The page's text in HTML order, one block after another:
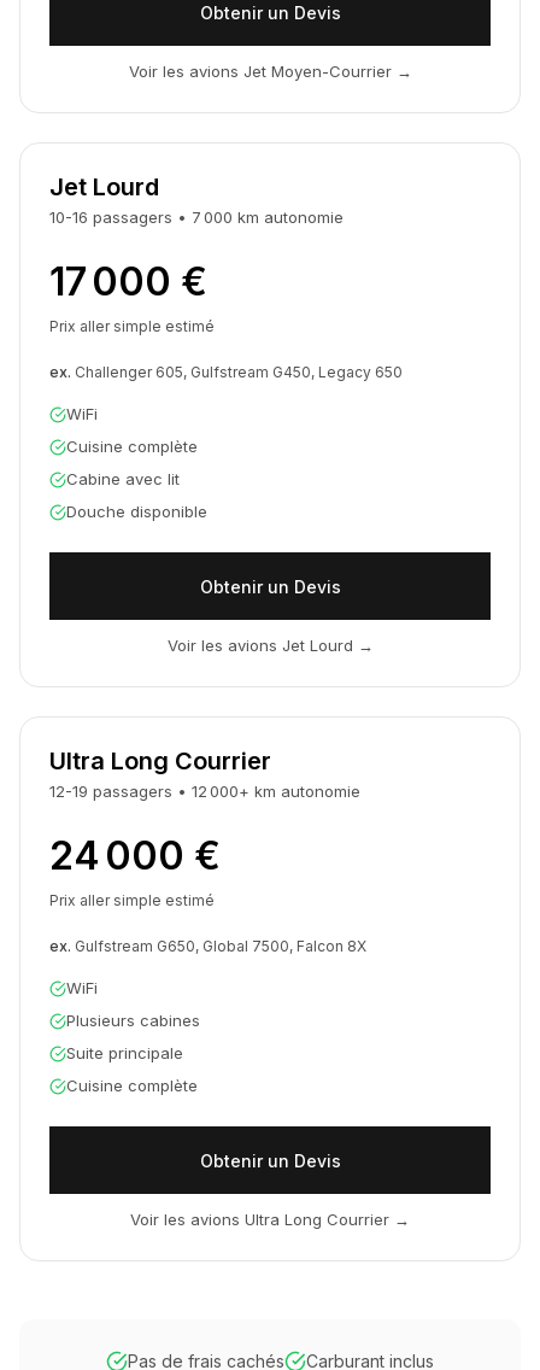
Obtenir un Devis
Voir les avions Jet Moyen-Courrier→
Jet Lourd
10-16 passagers • 7 000 km autonomie
17 000 €
Prix aller simple estimé
ex. Challenger 605, Gulfstream G450, Legacy 650
WiFi
Cuisine complète
Cabine avec lit
Douche disponible
Obtenir un Devis
Voir les avions Jet Lourd →
Ultra Long Courrier
12-19 passagers • 12 000+ km autonomie
24 000 €
Prix aller simple estimé
ex. Gulfstream G650, Global 7500, Falcon 8X
WiFi
Plusieurs cabines
Suite principale
Cuisine complète
Obtenir un Devis
Voir les avions Ultra Long Courrier →
Pas de frais cachés Carburant inclus